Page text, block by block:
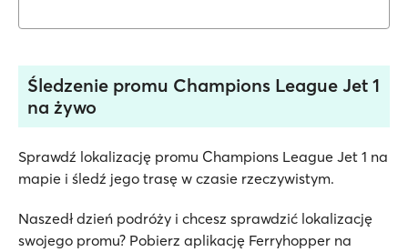
Śledzenie promu Champions League Jet 1
na żywo
Sprawdź lokalizację promu Champions League Jet 1 na
mapie i śledź jego trasę w czasie rzeczywistym.
Naszedł dzień podróży i chcesz sprawdzić lokalizację
swojego promu? Pobierz aplikację Ferryhopper na